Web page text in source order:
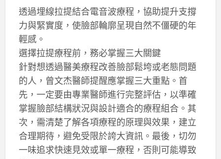
透過埋線拉提結合電音波療程，協助提升支撐
力與緊實度，使臉部輪廓呈現自然不僵硬的年
輕感。
選擇拉提療程前，務必掌握三大關鍵
針對想透過醫美療程改善臉部鬆垮或老態問題
的人，曾文杰醫師提醒應掌握三大重點。首
先，一定要由專業醫師進行完整評估，以準確
掌握臉部結構狀況與設計適合的療程組合。其
次，需清楚了解各項療程的原理與效果，建立
合理期待，避免受限於誇大資訊。最後，切勿
一味追求快速見效或單一療程，否則可能導致